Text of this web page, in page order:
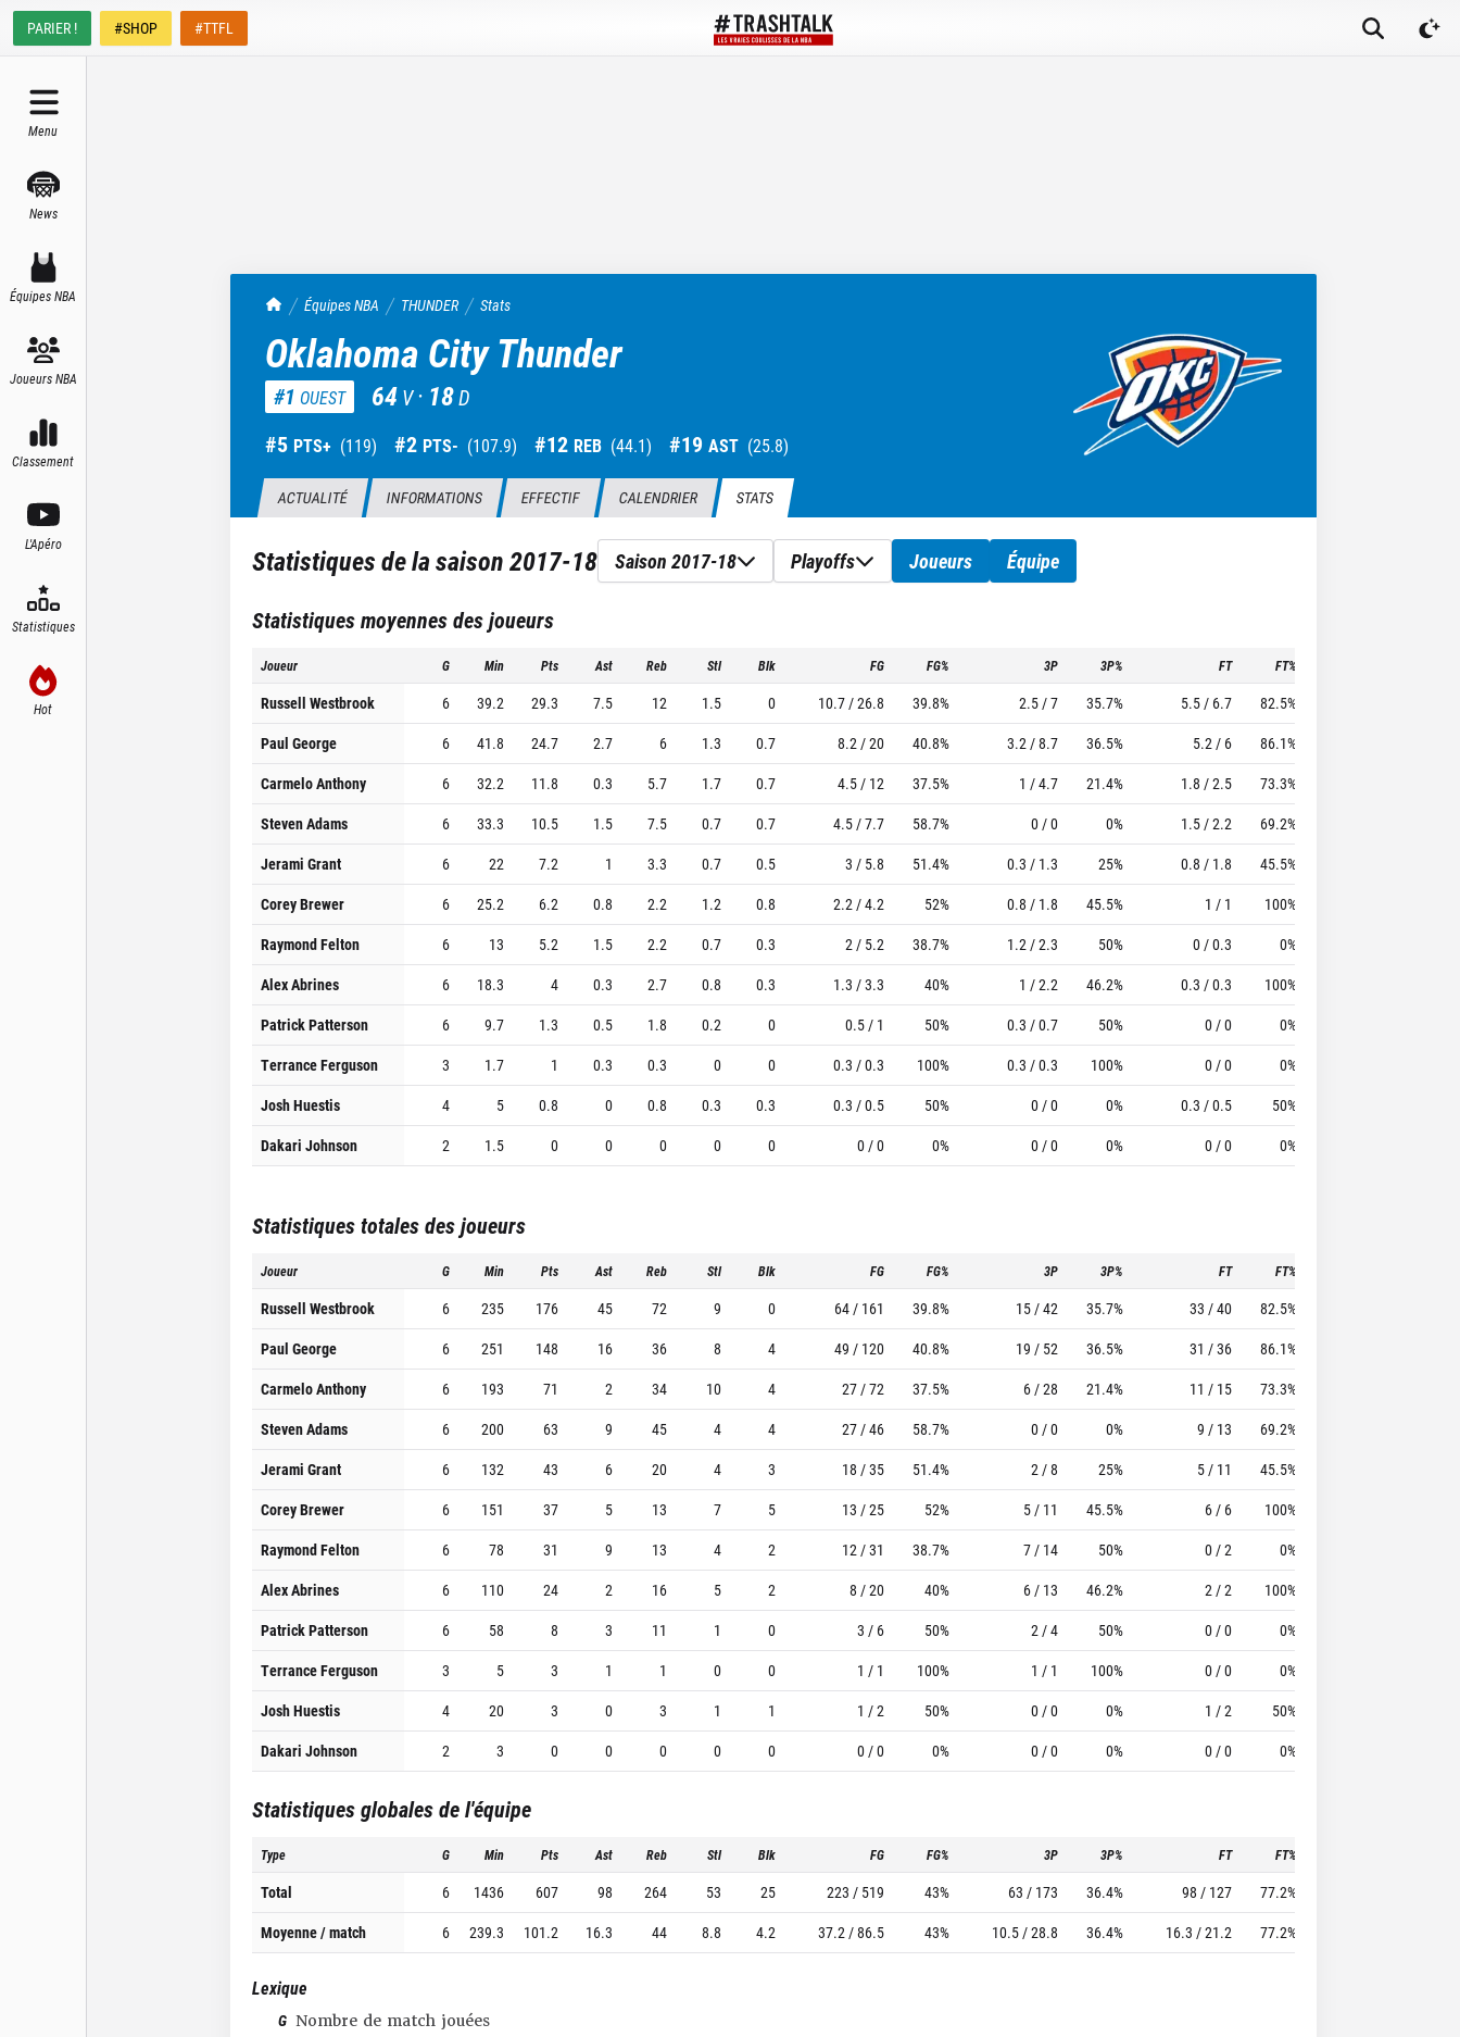
PARIER ! #SHOP #TTFL
Menu
News
Équipes NBA
Joueurs NBA
Classement
L'Apéro
Statistiques
Hot
TrashTalk Actu NBA
Équipes NBA THUNDER Stats
Oklahoma City Thunder
#1 OUEST 64 V · 18D
#5 PTS+ (119) #2 PTS- (107.9) #12 REB (44.1) #19 AST (25.8)
ACTUALITÉ INFORMATIONS EFFECTIF CALENDRIER STATS
Statistiques de la saison2017-18 Saison 2017-18 Playoffs Joueurs Équipe
Statistiques moyennes des joueurs
Joueur G Min Pts Ast Reb Stl Blk FG FG% 3P 3P% FT FT%
Russell Westbrook 6 39.2 29.3 7.5 12 1.5 0 10.7 / 26.8 39.8% 2.5 / 7 35.7% 5.5 / 6.7 82.5%
Paul George
6 41.8 24.7 2.7 6 1.3 0.7 8.2 / 20 40.8% 3.2 / 8.7 36.5% 5.2 / 6 86.1%
Carmelo Anthony
6 32.2 11.8 0.3 5.7 1.7 0.7 4.5 / 12 37.5% 1 / 4.7 21.4% 1.8 / 2.5 73.3%
Steven Adams
6 33.3 10.5 1.5 7.5 0.7 0.7 4.5 / 7.7 58.7% 0 / 0 0% 1.5 / 2.2 69.2%
Jerami Grant
6 22 7.2 1 3.3 0.7 0.5 3 / 5.8 51.4% 0.3 / 1.3 25% 0.8 / 1.8 45.5%
Corey Brewer
6 25.2 6.2 0.8 2.2 1.2 0.8 2.2 / 4.2 52% 0.8 / 1.8 45.5% 1 / 1 100%
Raymond Felton
6 13 5.2 1.5 2.2 0.7 0.3 2 / 5.2 38.7% 1.2 / 2.3 50% 0 / 0.3 0%
Alex Abrines
6 18.3 4 0.3 2.7 0.8 0.3 1.3 / 3.3 40% 1 / 2.2 46.2% 0.3 / 0.3 100%
Patrick Patterson
6 9.7 1.3 0.5 1.8 0.2 0 0.5 / 1 50% 0.3 / 0.7 50% 0 / 0 0%
Terrance Ferguson
3 1.7 1 0.3 0.3 0 0 0.3 / 0.3 100% 0.3 / 0.3 100% 0 / 0 0%
Josh Huestis
4 5 0.8 0 0.8 0.3 0.3 0.3 / 0.5 50% 0 / 0 0% 0.3 / 0.5 50%
Dakari Johnson
2 1.5 0 0 0 0 0 0 / 0 0% 0 / 0 0% 0 / 0 0%
Statistiques totales des joueurs
Joueur G Min Pts Ast Reb Stl Blk FG FG% 3P 3P% FT FT%
Russell Westbrook 6 235 176 45 72 9 0 64 / 161 39.8% 15 / 42 35.7% 33 / 40 82.5%
Paul George
6 251 148 16 36 8 4 49 / 120 40.8% 19 / 52 36.5% 31 / 36 86.1%
Carmelo Anthony
6 193 71 2 34 10 4 27 / 72 37.5% 6 / 28 21.4% 11 / 15 73.3%
Steven Adams
6 200 63 9 45 4 4 27 / 46 58.7% 0 / 0 0% 9 / 13 69.2%
Jerami Grant
6 132 43 6 20 4 3 18 / 35 51.4% 2 / 8 25% 5 / 11 45.5%
Corey Brewer
6 151 37 5 13 7 5 13 / 25 52% 5 / 11 45.5% 6 / 6 100%
Raymond Felton
6 78 31 9 13 4 2 12 / 31 38.7% 7 / 14 50% 0 / 2 0%
Alex Abrines
6 110 24 2 16 5 2 8 / 20 40% 6 / 13 46.2% 2 / 2 100%
Patrick Patterson
6 58 8 3 11 1 0 3 / 6 50% 2 / 4 50% 0 / 0 0%
Terrance Ferguson
3 5 3 1 1 0 0 1 / 1 100% 1 / 1 100% 0 / 0 0%
Josh Huestis
4 20 3 0 3 1 1 1 / 2 50% 0 / 0 0% 1 / 2 50%
Dakari Johnson
2 3 0 0 0 0 0 0 / 0 0% 0 / 0 0% 0 / 0 0%
Statistiques globales de l'équipe
Type G Min Pts Ast Reb Stl Blk FG FG% 3P 3P% FT FT%
Total 6 1436 607 98 264 53 25 223 / 519 43% 63 / 173 36.4% 98 / 127 77.2%
Moyenne / match
6 239.3 101.2 16.3 44 8.8 4.2 37.2 / 86.5 43% 10.5 / 28.8 36.4% 16.3 / 21.2 77.2%
Lexique
G Nombre de match jouées